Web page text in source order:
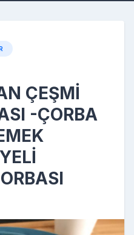
ÇEŞMİ
-ÇORBA